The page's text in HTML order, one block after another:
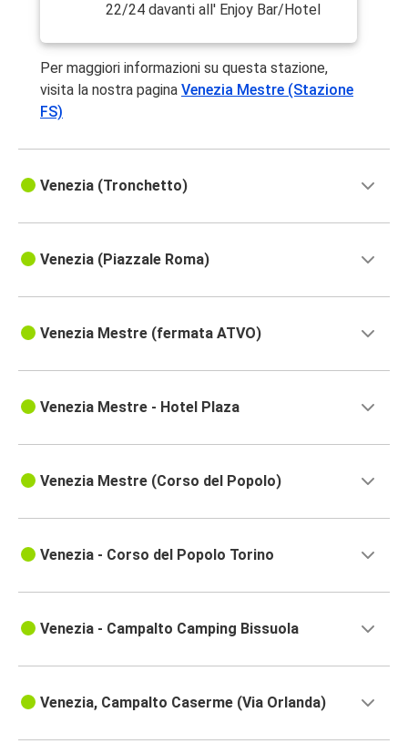
22/24 davanti all' Enjoy Bar/Hotel
Per maggiori informazioni su questa stazione,
visita la nostra pagina Venezia Mestre (Stazione
FS)
Venezia (Tronchetto)
Venezia (Piazzale Roma)
Venezia Mestre (fermata ATVO)
Venezia Mestre - Hotel Plaza
Venezia Mestre (Corso del Popolo)
Venezia - Corso del Popolo Torino
Venezia - Campalto Camping Bissuola
Venezia, Campalto Caserme (Via Orlanda)